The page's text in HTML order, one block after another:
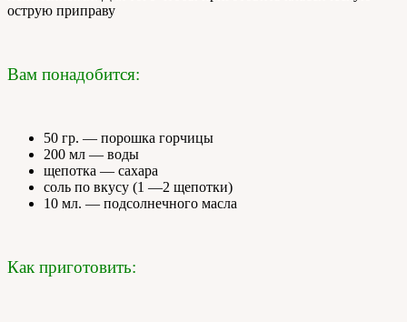
острую приправу
Вам понадобится:
50 гр. — порошка горчицы
200 мл — воды
щепотка — сахара
соль по вкусу (1 —2 щепотки)
10 мл. — подсолнечного масла
Как приготовить: